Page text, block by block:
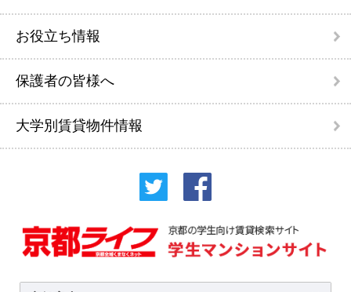
お役立ち情報
保護者の皆様へ
大学別賃貸物件情報